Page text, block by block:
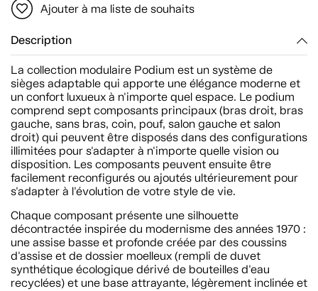
Ajouter à ma liste de souhaits
Description
La collection modulaire Podium est un système de
sièges adaptable qui apporte une élégance moderne et
un confort luxueux à n'importe quel espace. Le podium
comprend sept composants principaux (bras droit, bras
gauche, sans bras, coin, pouf, salon gauche et salon
droit) qui peuvent être disposés dans des configurations
illimitées pour s'adapter à n'importe quelle vision ou
disposition. Les composants peuvent ensuite être
facilement reconfigurés ou ajoutés ultérieurement pour
s'adapter à l'évolution de votre style de vie.
Chaque composant présente une silhouette
décontractée inspirée du modernisme des années 1970 :
une assise basse et profonde créée par des coussins
d'assise et de dossier moelleux (rempli de duvet
synthétique écologique dérivé de bouteilles d'eau
recyclées) et une base attrayante, légèrement inclinée et